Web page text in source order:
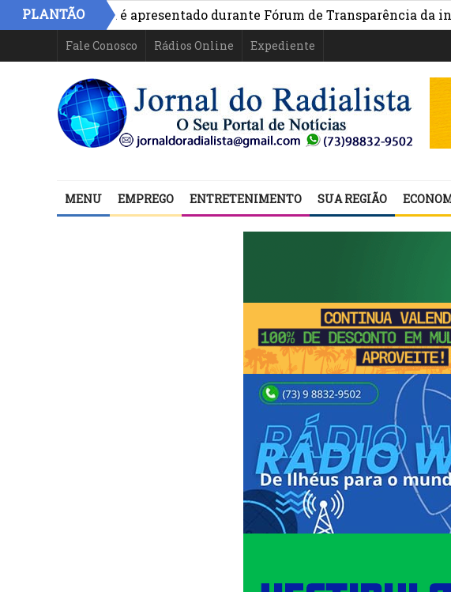
PLANTÃO
na Bahia é apresentado durante Fórum de Transparência da
Fale Conosco Rádios Online Expediente
MENU EMPREGO ENTRETENIMENTO SUA REGIÃO